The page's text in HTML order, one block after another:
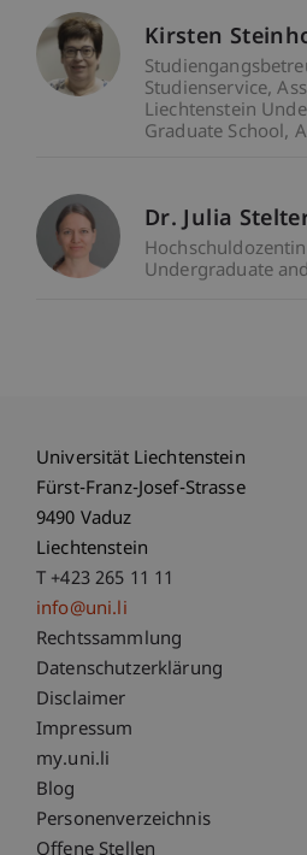
Kirsten
Studienservice
Liechtenstein
Graduate School
Dr. Julia
Undergraduate
Universität Liechtenstein
Fürst-Franz-Josef-Strasse
9490 Vaduz
Liechtenstein
T +423 265 11 11
info@uni.li
Fußzeile Rechtliche
Rechtssammlung
Datenschutzerklärung
Disclaimer
Impressum
Fußzeile
my.uni.li
Blog
Personenverzeichnis